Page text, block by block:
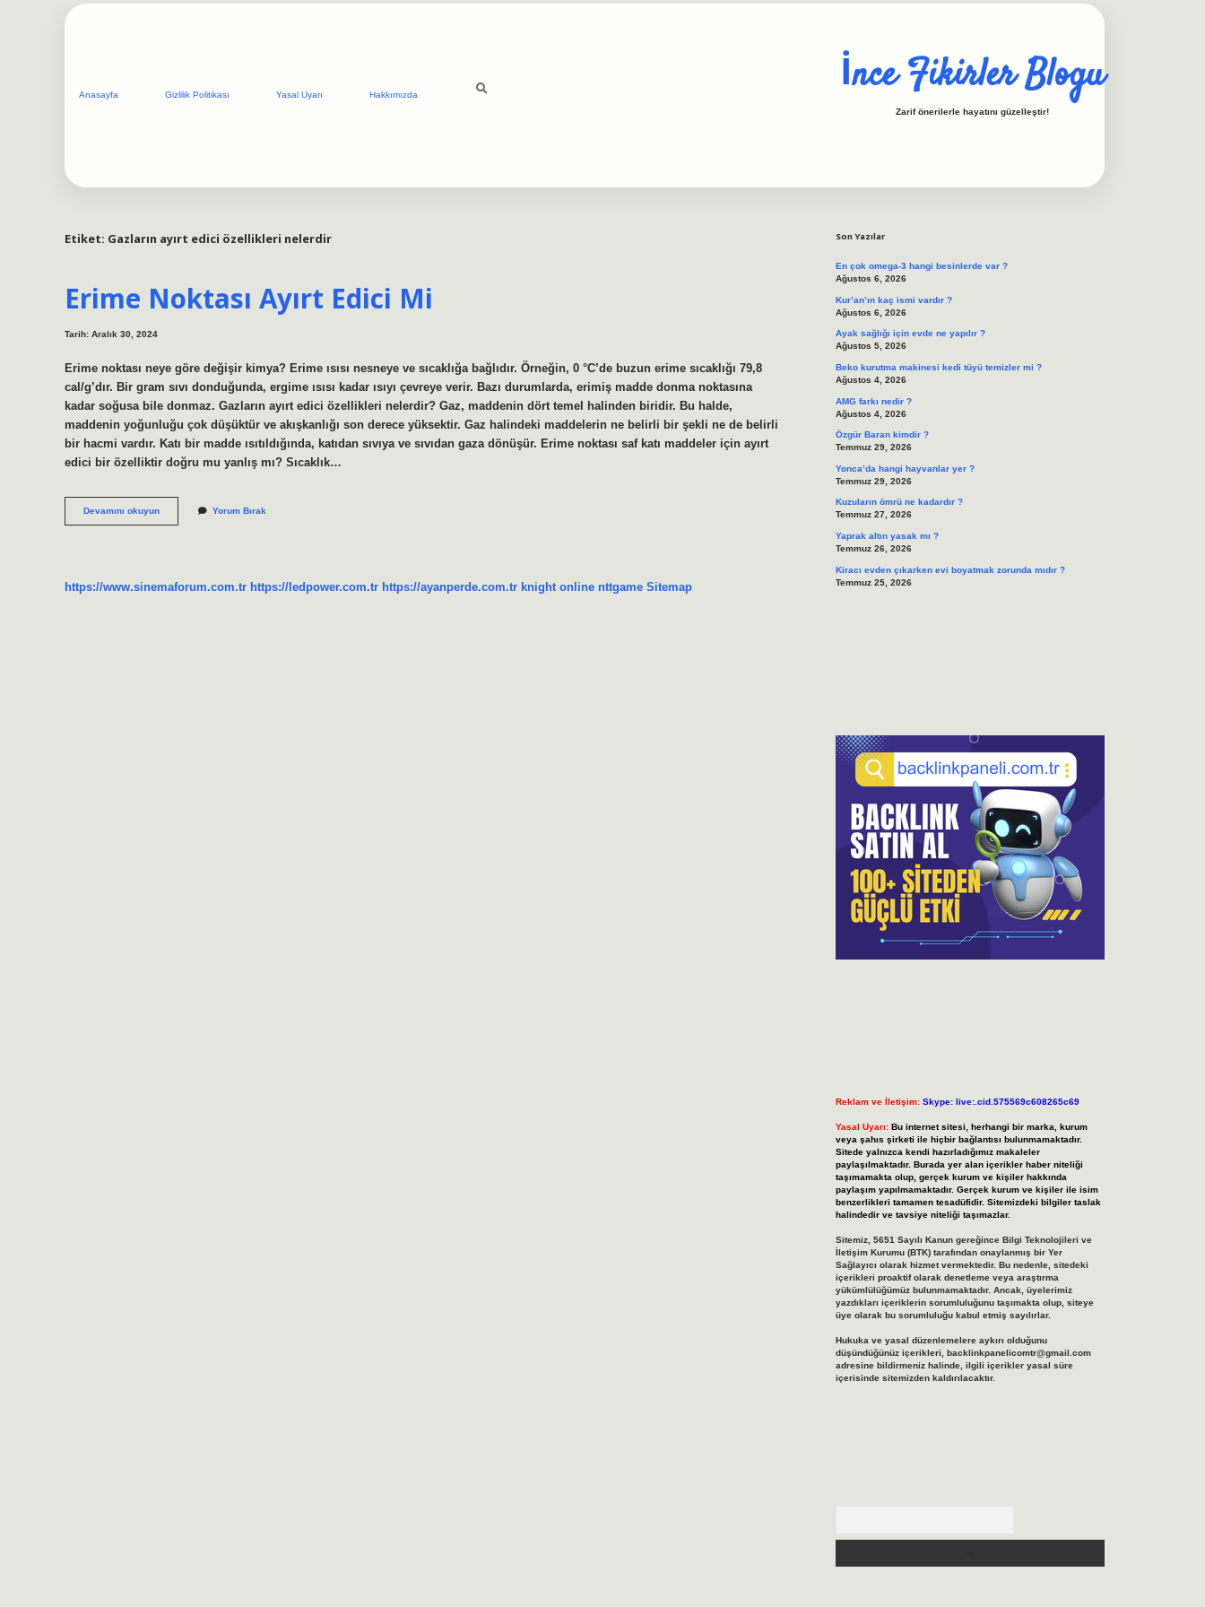
Anasayfa Gizlilik Politikası Yasal Uyarı Hakkımızda İnce Fikirler Blogu
Zarif önerilerle hayatını güzelleştir!
Etiket: Gazların ayırt edici özellikleri nelerdir
Erime Noktası Ayırt Edici Mi
Tarih: Aralık 30, 2024
Erime noktası neye göre değişir kimya? Erime ısısı nesneye ve sıcaklığa bağlıdır. Örneğin, 0 °C’de buzun erime sıcaklığı 79,8
cal/g’dır. Bir gram sıvı donduğunda, ergime ısısı kadar ısıyı çevreye verir. Bazı durumlarda, erimiş madde donma noktasına
kadar soğusa bile donmaz. Gazların ayırt edici özellikleri nelerdir? Gaz, maddenin dört temel halinden biridir. Bu halde,
maddenin yoğunluğu çok düşüktür ve akışkanlığı son derece yüksektir. Gaz halindeki maddelerin ne belirli bir şekli ne de belirli
bir hacmi vardır. Katı bir madde ısıtıldığında, katıdan sıvıya ve sıvıdan gaza dönüşür. Erime noktası saf katı maddeler için ayırt
edici bir özelliktir doğru mu yanlış mı? Sıcaklık…
Devamını okuyunErime
Noktası
Yorum Bırak
https://www.sinemaforum.com.tr https://ledpower.com.tr https://ayanperde.com.tr knight online nttgame Sitemap
Son Yazılar
En çok omega-3 hangi besinlerde var ?
Ağustos 6, 2026
Kur’an’ın kaç ismi vardır ?
Ağustos 6, 2026
Ayak sağlığı için evde ne yapılır ?
Ağustos 5, 2026
Beko kurutma makinesi kedi tüyü temizler mi ?
Ağustos 4, 2026
AMG farkı nedir ?
Ağustos 4, 2026
Özgür Baran kimdir ?
Temmuz 29, 2026
Yonca’da hangi hayvanlar yer ?
Temmuz 29, 2026
Kuzuların ömrü ne kadardır ?
Temmuz 27, 2026
Yaprak altın yasak mı ?
Temmuz 26, 2026
Kiracı evden çıkarken evi boyatmak zorunda mıdır ?
Temmuz 25, 2026
Reklam ve İletişim: Skype: live:.cid.575569c608265c69
Yasal Uyarı: Bu internet sitesi, herhangi bir marka, kurum
veya şahıs şirketi ile hiçbir bağlantısı bulunmamaktadır.
Sitede yalnızca kendi hazırladığımız makaleler
paylaşılmaktadır. Burada yer alan içerikler haber niteliği
taşımamakta olup, gerçek kurum ve kişiler hakkında
paylaşım yapılmamaktadır. Gerçek kurum ve kişiler ile isim
benzerlikleri tamamen tesadüfidir. Sitemizdeki bilgiler taslak
halindedir ve tavsiye niteliği taşımazlar.
Sitemiz, 5651 Sayılı Kanun gereğince Bilgi Teknolojileri ve
İletişim Kurumu (BTK) tarafından onaylanmış bir Yer
Sağlayıcı olarak hizmet vermektedir. Bu nedenle, sitedeki
içerikleri proaktif olarak denetleme veya araştırma
yükümlülüğümüz bulunmamaktadır. Ancak, üyelerimiz
yazdıkları içeriklerin sorumluluğunu taşımakta olup, siteye
üye olarak bu sorumluluğu kabul etmiş sayılırlar.
Hukuka ve yasal düzenlemelere aykırı olduğunu
düşündüğünüz içerikleri, backlinkpanelicomtr@gmail.com
adresine bildirmeniz halinde, ilgili içerikler yasal süre
içerisinde sitemizden kaldırılacaktır.